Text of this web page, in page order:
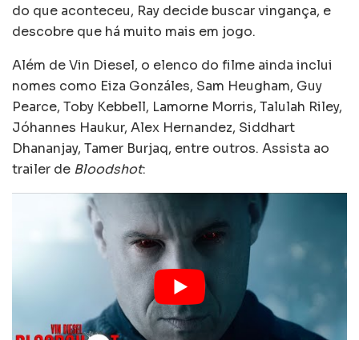
do que aconteceu, Ray decide buscar vingança, e
descobre que há muito mais em jogo.
Além de Vin Diesel, o elenco do filme ainda inclui
nomes como Eiza Gonzáles, Sam Heugham, Guy
Pearce, Toby Kebbell, Lamorne Morris, Talulah Riley,
Jóhannes Haukur, Alex Hernandez, Siddhart
Dhananjay, Tamer Burjaq, entre outros. Assista ao
trailer de Bloodshot: